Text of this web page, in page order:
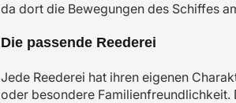
da dort die Bewegungen des Schiffes
Die passende Reederei
Jede Reederei hat ihren eigenen
oder besondere Familienfreundlichkeit.